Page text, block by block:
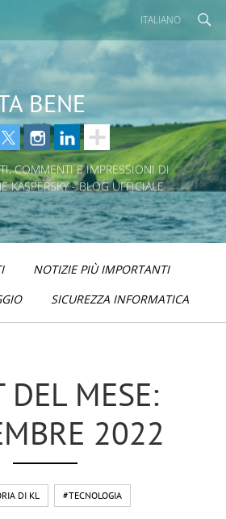
ITALIANO
BENE
COMMENTI E IMPRESSIONI DI
KASPERSKY - BLOG UFFICIALE
NOTIZIE PIÙ IMPORTANTI
SICUREZZA INFORMATICA
DEL MESE:
2022
DI KL #TECNOLOGIA